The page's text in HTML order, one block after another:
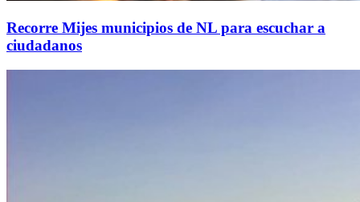
Recorre Mijes municipios de NL para escuchar a
ciudadanos